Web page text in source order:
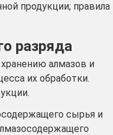
продукции; правила
разряда
алмазов и
их обработки.
сырья и